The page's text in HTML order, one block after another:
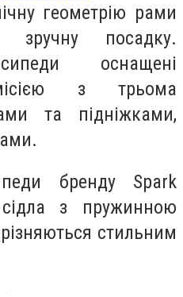
геометрію рами
зручну посадку.
оснащені
з трьома
та підніжками,
бренду Spark
з пружинною
стильним